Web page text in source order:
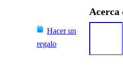
Hacer un
regalo
Acerca